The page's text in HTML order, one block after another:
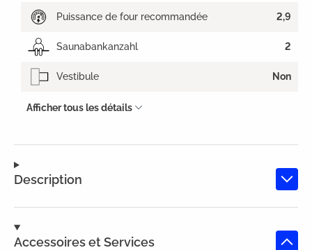
Description
Accessoires et Services
Puissance de four recommandée 2,9
Saunabankanzahl 2
Vestibule Non
Afficher tous les détails